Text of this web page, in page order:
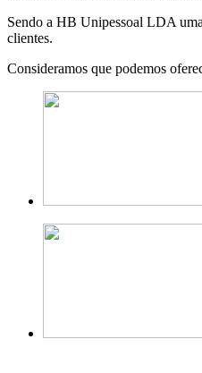
Sendo a HB Unipessoal LDA
clientes.
Consideramos que podemos